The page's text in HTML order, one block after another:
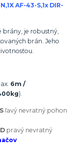
AF-43-S,1x DIR-
brány, je robustný,
brán. Jeho
6m /
).
ľavý nevratný pohon
pravý nevratný